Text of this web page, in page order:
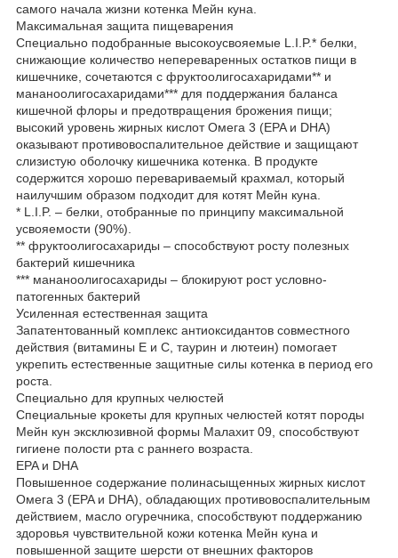
самого начала жизни котенка Мейн куна.
Максимальная защита пищеварения
Специально подобранные высокоусвояемые L.I.P.* белки,
снижающие количество непереваренных остатков пищи в
кишечнике, сочетаются с фруктоолигосахаридами** и
мананоолигосахаридами*** для поддержания баланса
кишечной флоры и предотвращения брожения пищи;
высокий уровень жирных кислот Омега 3 (EPA и DHA)
оказывают противовоспалительное действие и защищают
слизистую оболочку кишечника котенка. В продукте
содержится хорошо перевариваемый крахмал, который
наилучшим образом подходит для котят Мейн куна.
* L.I.P. – белки, отобранные по принципу максимальной
усвояемости (90%).
** фруктоолигосахариды – способствуют росту полезных
бактерий кишечника
*** мананоолигосахариды – блокируют рост условно-
патогенных бактерий
Усиленная естественная защита
Запатентованный комплекс антиоксидантов совместного
действия (витамины Е и С, таурин и лютеин) помогает
укрепить естественные защитные силы котенка в период его
роста.
Специально для крупных челюстей
Специальные крокеты для крупных челюстей котят породы
Мейн кун эксклюзивной формы Малахит 09, способствуют
гигиене полости рта с раннего возраста.
EPA и DHA
Повышенное содержание полинасыщенных жирных кислот
Омега 3 (EPA и DHA), обладающих противовоспалительным
действием, масло огуречника, способствуют поддержанию
здоровья чувствительной кожи котенка Мейн куна и
повышенной защите шерсти от внешних факторов